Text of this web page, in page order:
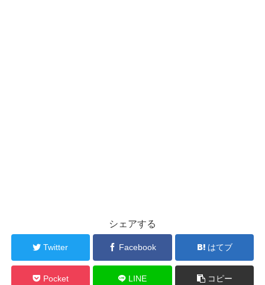
シェアする
Twitter Facebook はてブ
Pocket LINE コピー